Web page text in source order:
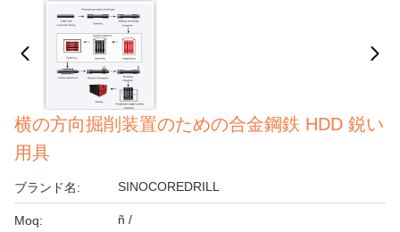
横の方向掘削装置のための合金鋼鉄 HDD 鋭い
用具
ブランド名: SINOCOREDRILL
Moq: ñ /